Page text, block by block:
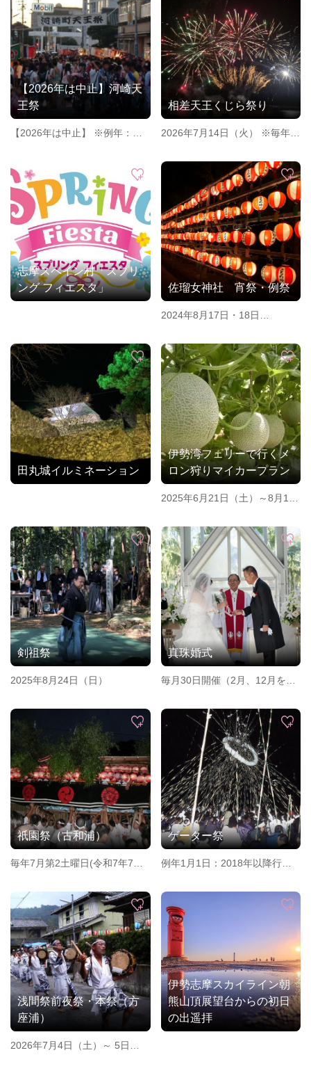
【2026年は中止】河崎天
王祭
【2026年は中止】 ※例年：毎
相差天王くじら祭り
2026年7月14日（火） ※毎年7
志摩スペイン村「スプリ
ング フィエスタ」
佐瑠女神社 宵祭・例祭
2024年8月17日・18日
田丸城イルミネーション
伊勢湾フェリーで行くメ
ロン狩りマイカープラン
2025年6月21日（土）～8月17
剣祖祭
2025年8月24日（日）
真珠婚式
毎月30日開催（2月、12月を除
祇園祭（古和浦）
毎年7月第2土曜日(令和7年7月
ゲーター祭
例年1月1日：2018年以降行わ
浅間祭前夜祭・本祭（方
座浦）
2026年7月4日（土）～ 5日
伊勢志摩スカイライン朝
熊山頂展望台からの初日
の出遥拝